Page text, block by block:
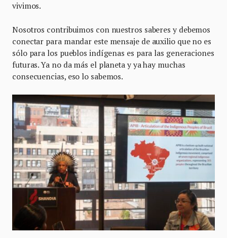
vivimos.
Nosotros contribuimos con nuestros saberes y debemos
conectar para mandar este mensaje de auxilio que no es
sólo para los pueblos indígenas es para las generaciones
futuras. Ya no da más el planeta y ya hay muchas
consecuencias, eso lo sabemos.